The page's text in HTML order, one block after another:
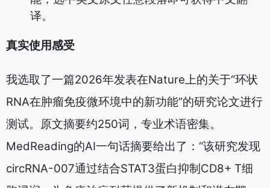
译。
真实使用感受
我选取了一篇2026年发表在Nature上的关于“环状
RNA在肿瘤免疫微环境中的新功能”的研究论文进行
测试。原文摘要约250词，专业术语密集。
MedReading的AI一句话摘要给出了：“该研究发现
circRNA-007通过结合STAT3蛋白抑制CD8+ T细